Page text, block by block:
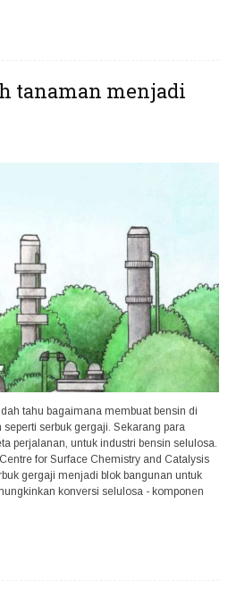
tanaman menjadi
tahu bagaimana membuat bensin di
serbuk gergaji. Sekarang para
perjalanan, untuk industri bensin selulosa.
for Surface Chemistry and Catalysis
gergaji menjadi blok bangunan untuk
konversi selulosa - komponen